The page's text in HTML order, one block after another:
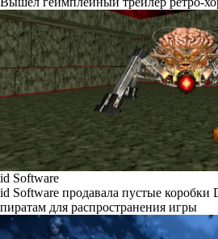
id Software
id Software продавала пустые коробки
пиратам для распространения игры